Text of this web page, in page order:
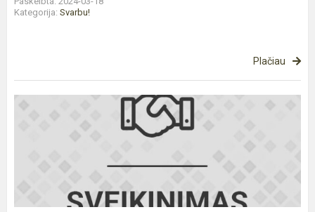
Kategorija: Svarbu!
Plačiau
Sveikiname